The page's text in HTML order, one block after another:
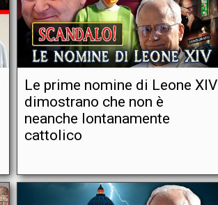
Le prime nomine di Leone XIV
dimostrano che non è
neanche lontanamente
cattolico